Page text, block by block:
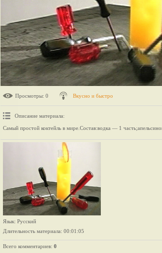
Просмотры: 0 Вкусно и быстро
Описание материала:
Самый простой коктейль в мире.Состав:водка — 1
Язык: Русский
Длительность материала: 00:01:05
Всего комментариев: 0